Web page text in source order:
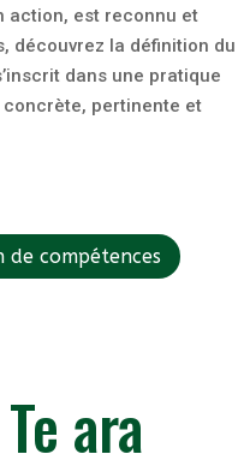
action, est reconnu et
découvrez la définition du
dans une pratique
pertinente et
compétences
ara